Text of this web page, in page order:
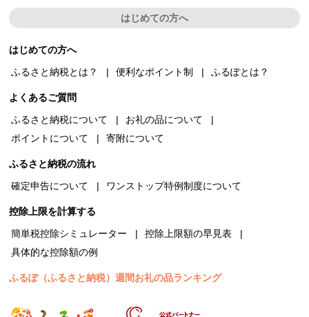
はじめての方へ
はじめての方へ
ふるさと納税とは？
便利なポイント制 ふるぽとは？
よくあるご質問
ふるさと納税について
お礼の品について
ポイントについて
寄附について
ふるさと納税の流れ
確定申告について
ワンストップ特例制度について
控除上限を計算する
簡単税控除シミュレーター
控除上限額の早見表
具体的な控除額の例
ふるぽ（ふるさと納税）週間お礼の品ランキング